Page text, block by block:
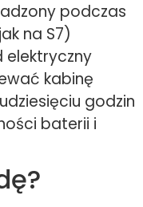
podczas
na S7)
elektryczny
kabinę
godzin
baterii i